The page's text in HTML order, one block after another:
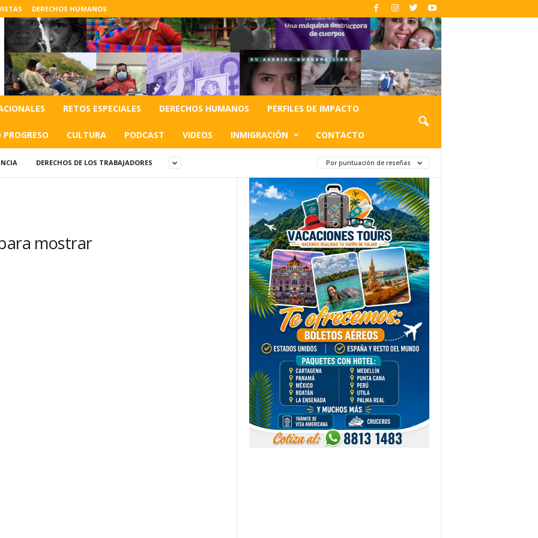
DERECHOS HUMANOS
RETOS ESPECIALES DERECHOS HUMANOS PERFILES DE IMPACTO
PROGRESO CULTURA PODCAST VIDEOS INMIGRACIÓN CONTACTO
DERECHOS DE LOS TRABAJADORES Por puntuación de reseñas
mostrar